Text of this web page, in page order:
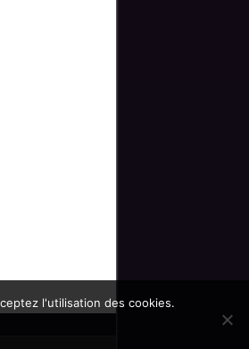
l'utilisation des cookies.